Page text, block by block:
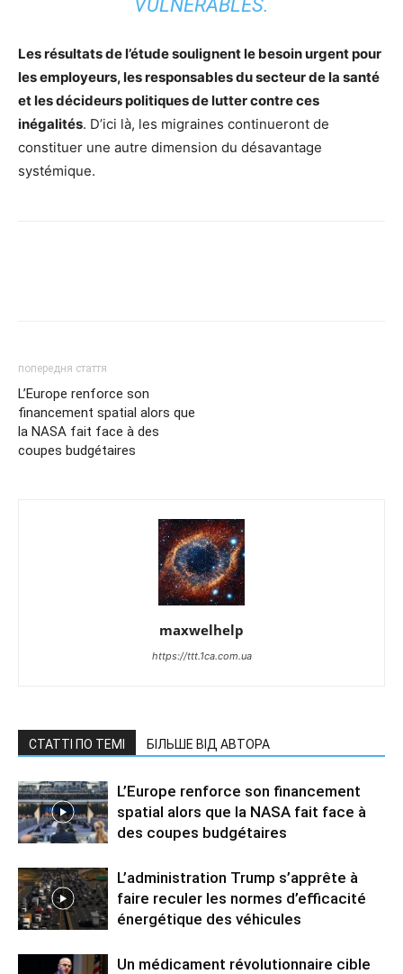
VULNÉRABLES.
Les résultats de l’étude soulignent le besoin urgent pour
les employeurs, les responsables du secteur de la santé
et les décideurs politiques de lutter contre ces
inégalités. D’ici là, les migraines continueront de
constituer une autre dimension du désavantage
systémique.
попередня стаття
L’Europe renforce son
financement spatial alors que
la NASA fait face à des
coupes budgétaires
maxwelhelp
https://ttt.1ca.com.ua
СТАТТІ ПО ТЕМІ БІЛЬШЕ ВІД АВТОРА
L’Europe renforce son financement
spatial alors que la NASA fait face à
des coupes budgétaires
L’administration Trump s’apprête à
faire reculer les normes d’efficacité
énergétique des véhicules
Un médicament révolutionnaire cible